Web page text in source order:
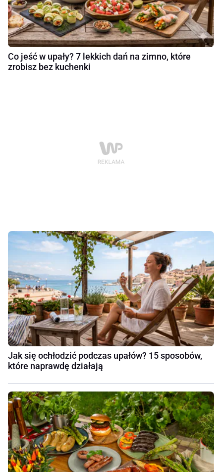
Co jeść w upały? 7 lekkich dań na zimno, które
zrobisz bez kuchenki
Jak się ochłodzić podczas upałów? 15 sposobów,
które naprawdę działają